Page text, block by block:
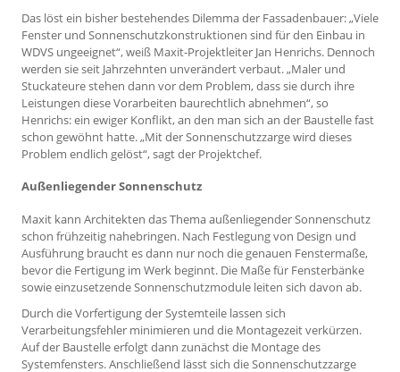
Das löst ein bisher bestehendes Dilemma der Fassadenbauer: „Viele
Fenster und Sonnenschutzkonstruktionen sind für den Einbau in
WDVS ungeeignet“, weiß Maxit-Projektleiter Jan Henrichs. Dennoch
werden sie seit Jahrzehnten unverändert verbaut. „Maler und
Stuckateure stehen dann vor dem Problem, dass sie durch ihre
Leistungen diese Vorarbeiten baurechtlich abnehmen“, so
Henrichs: ein ewiger Konflikt, an den man sich an der Baustelle fast
schon gewöhnt hatte. „Mit der Sonnenschutzzarge wird dieses
Problem endlich gelöst“, sagt der Projektchef.
Außenliegender Sonnenschutz
Maxit kann Architekten das Thema außenliegender Sonnenschutz
schon frühzeitig nahebringen. Nach Festlegung von Design und
Ausführung braucht es dann nur noch die genauen Fenstermaße,
bevor die Fertigung im Werk beginnt. Die Maße für Fensterbänke
sowie einzusetzende Sonnenschutzmodule leiten sich davon ab.
Durch die Vorfertigung der Systemteile lassen sich
Verarbeitungsfehler minimieren und die Montagezeit verkürzen.
Auf der Baustelle erfolgt dann zunächst die Montage des
Systemfensters. Anschließend lässt sich die Sonnenschutzzarge